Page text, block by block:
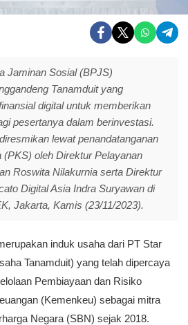
Jaminan Sosial (BPJS)
Tanamduit yang
digital untuk memberikan
pesertanya dalam berinvestasi.
lewat penandatanganan
(PKS) oleh Direktur Pelayanan
Roswita Nilakurnia serta Direktur
Digital Asia Indra Suryawan di
Jakarta, Kamis (23/11/2023).
induk usaha dari PT Star
Tanamduit) yang telah dipercaya
Pembiayaan dan Risiko
(Kemenkeu) sebagai mitra
Negara (SBN) sejak 2018.